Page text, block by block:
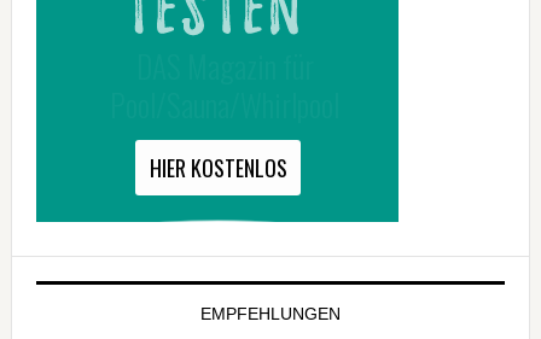
EMPFEHLUNGEN